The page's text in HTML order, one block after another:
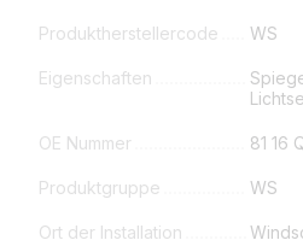
Produktherstellercode WS
Eigenschaften
OE Nummer 81 16
Produktgruppe WS
Ort der Installation